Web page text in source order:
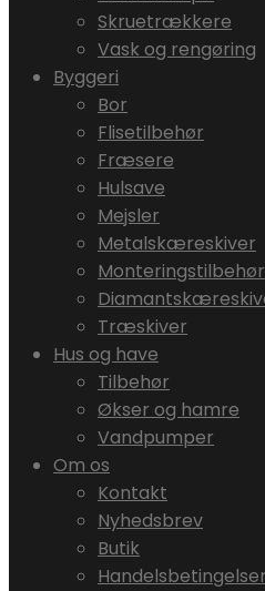
Skruetrækkere
Vask og rengøring
Byggeri
Bor
Flisetilbehør
Fræsere
Hulsave
Mejsler
Metalskæreskiver
Monteringstilbehør
Træskiver
Hus og have
Tilbehør
Økser og hamre
Vandpumper
Om os
Kontakt
Nyhedsbrev
Butik
Handelsbetingelser